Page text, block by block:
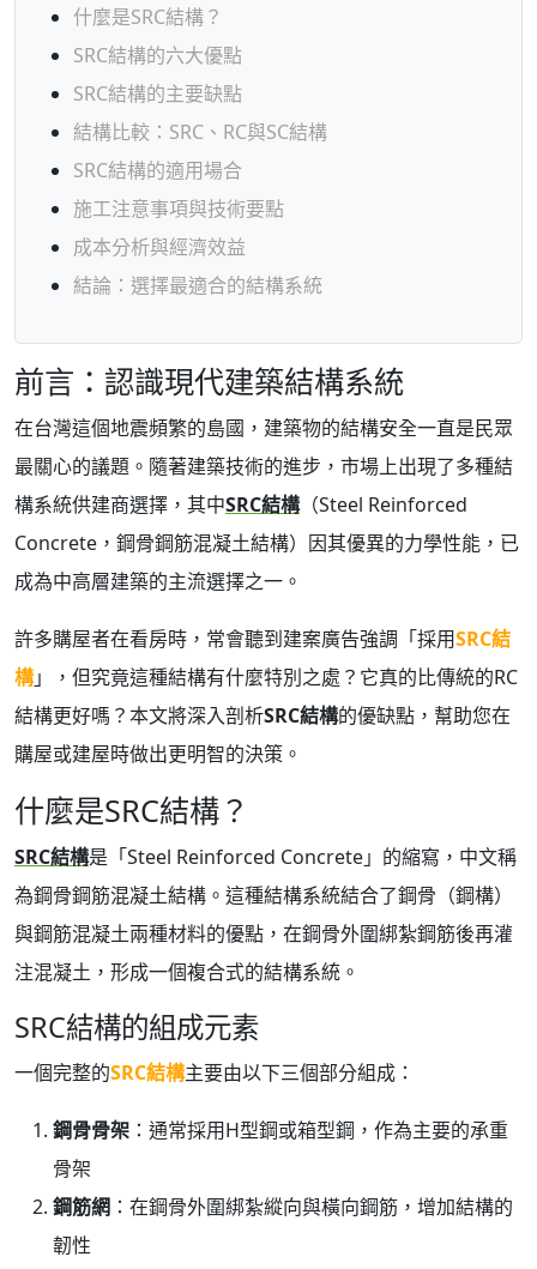
什麼是SRC結構？
SRC結構的六大優點
SRC結構的主要缺點
結構比較：SRC、RC與SC結構
SRC結構的適用場合
施工注意事項與技術要點
成本分析與經濟效益
結論：選擇最適合的結構系統
前言：認識現代建築結構系統
在台灣這個地震頻繁的島國，建築物的結構安全一直是民眾
最關心的議題。隨著建築技術的進步，市場上出現了多種結
構系統供建商選擇，其中SRC結構（Steel Reinforced
Concrete，鋼骨鋼筋混凝土結構）因其優異的力學性能，已
成為中高層建築的主流選擇之一。
許多購屋者在看房時，常會聽到建案廣告強調「採用SRC結
構」，但究竟這種結構有什麼特別之處？它真的比傳統的RC
結構更好嗎？本文將深入剖析SRC結構的優缺點，幫助您在
購屋或建屋時做出更明智的決策。
什麼是SRC結構？
SRC結構是「Steel Reinforced Concrete」的縮寫，中文稱
為鋼骨鋼筋混凝土結構。這種結構系統結合了鋼骨（鋼構）
與鋼筋混凝土兩種材料的優點，在鋼骨外圍綁紮鋼筋後再灌
注混凝土，形成一個複合式的結構系統。
SRC結構的組成元素
一個完整的SRC結構主要由以下三個部分組成：
鋼骨骨架 ：通常採用H型鋼或箱型鋼，作為主要的承重
骨架
鋼筋網 ：在鋼骨外圍綁紮縱向與橫向鋼筋，增加結構的
韌性